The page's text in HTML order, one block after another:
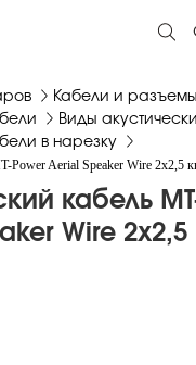
Кабели и разъемы
Виды
в нарезку
Power Aerial Speaker Wire 2x2,5
кабель
Wire